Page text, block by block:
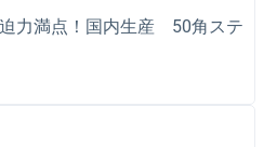
満点！国内生産 50角ステ